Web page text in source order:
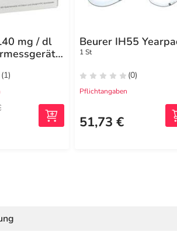
mg / dl
(1)
Beurer IH55
1 St
(0)
Pflichtangaben
51,73 €